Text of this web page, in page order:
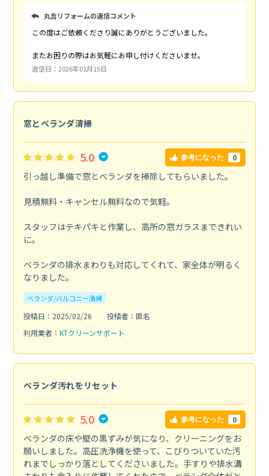
丸吉リフォームの返信コメント
この度はご依頼くださり誠にありがとうございました。
またお困りの際はお気軽にお申し付けくださいませ。
返信日：2026年01月15日
窓とベランダ清掃
5.0 参考になった 0
引っ越し準備で窓とベランダを掃除してもらいました。
見積無料・キャンセル無料なので気軽。
スタッフはテキパキと作業し、高所の窓ガラスまできれい
に。
ベランダの排水まわりも対応してくれて、家全体が明るく
なりました。
ベランダ/バルコニー清掃
投稿日：2025/02/26
投稿者：匿名
利用業者： KTクリーンサポート
ベランダ汚れをリセット
5.0 参考になった 0
ベランダの床や壁の黒ずみが気になり、クリーニングをお
願いしました。高圧洗浄機を使って、こびりついていた汚
れまでしっかり落としてくださいました。手すりや排水溝